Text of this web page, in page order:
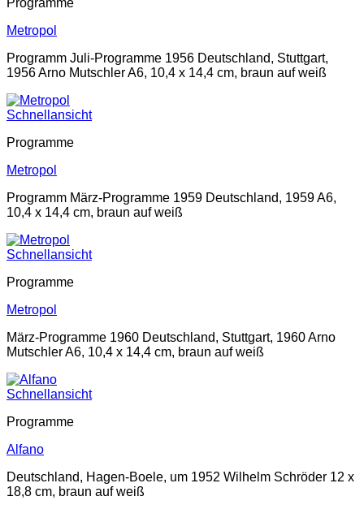
Metropol
Programm Juli-Programme 1956 Deutschland, Stuttgart,
1956 Arno Mutschler A6, 10,4 x 14,4 cm, braun auf weiß
Schnellansicht
Programme
Metropol
Programm März-Programme 1959 Deutschland, 1959 A6,
10,4 x 14,4 cm, braun auf weiß
Schnellansicht
Programme
Metropol
März-Programme 1960 Deutschland, Stuttgart, 1960 Arno
Mutschler A6, 10,4 x 14,4 cm, braun auf weiß
Schnellansicht
Programme
Alfano
Deutschland, Hagen-Boele, um 1952 Wilhelm Schröder 12 x
18,8 cm, braun auf weiß